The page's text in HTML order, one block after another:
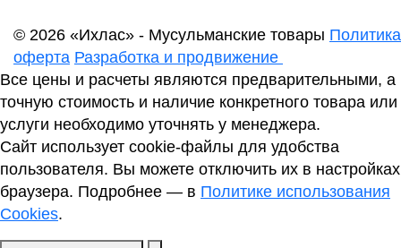
© 2026 «Ихлас» - Мусульманские товары
оферта Разработка и продвижение
Все цены и расчеты являются предварительными, а
точную стоимость и наличие конкретного товара или
услуги необходимо уточнять у менеджера.
Сайт использует cookie-файлы для удобства
пользователя. Вы можете отключить их в настройках
браузера. Подробнее — в Политике использования
Cookies.